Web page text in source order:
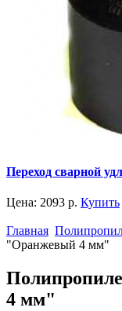
Переход сварной
Цена: 2093 р. Купить
Главная
"Оранжевый 4 мм"
4 мм"